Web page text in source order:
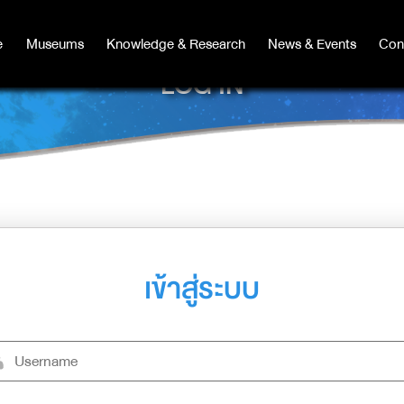
Museums Knowledge & Research News & Events
Museums Knowledge & Research News & Events
LOG IN
เข้าสู่ระบบ